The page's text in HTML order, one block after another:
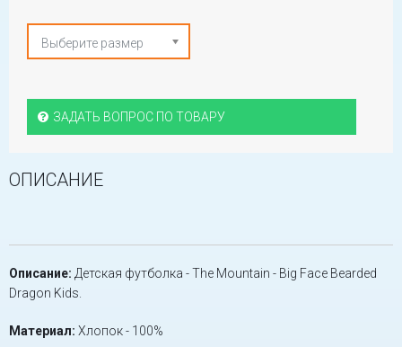
Выберите размер
ЗАДАТЬ ВОПРОС ПО ТОВАРУ
ОПИСАНИЕ
Описание: Детская футболка - The Mountain - Big Face Bearded
Dragon Kids.
Материал: Хлопок - 100%